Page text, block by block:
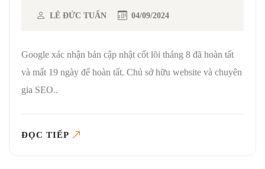
LÊ ĐỨC TUẤN 04/09/2024
Google xác nhận bản cập nhật cốt lõi tháng 8 đã hoàn tất
và mất 19 ngày để hoàn tất. Chủ sở hữu website và chuyên
gia SEO..
ĐỌC TIẾP